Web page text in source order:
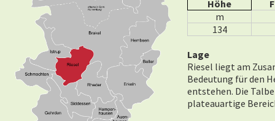
Höhe
m
134
Lage
Riesel liegt am
Bedeutung für den
entstehen. Die
plateauartige